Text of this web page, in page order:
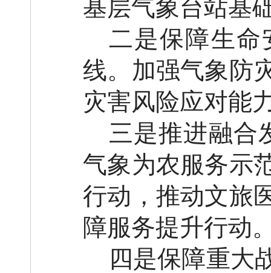
基层气象台站基
二是保障生命
线。加强气象防
灾害风险应对能
三是推进融合
气象为农服务示
行动，推动文旅
障服务提升行动
四是保障重大